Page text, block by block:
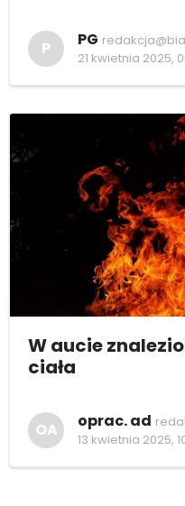
P PG
21 kwietnia 2025,
W aucie
ciała
OA oprac. ad
13 kwietnia 2025,